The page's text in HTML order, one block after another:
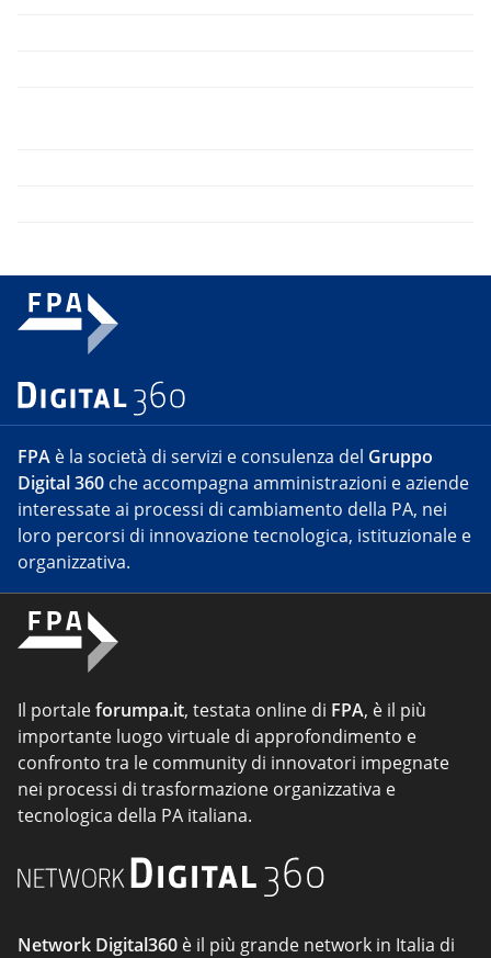
FPA è la società di servizi e consulenza del Gruppo
Digital 360 che accompagna amministrazioni e aziende
interessate ai processi di cambiamento della PA, nei
loro percorsi di innovazione tecnologica, istituzionale e
organizzativa.
Il portaleforumpa.it, testata online di FPA, è il più
importante luogo virtuale di approfondimento e
confronto tra le community di innovatori impegnate
nei processi di trasformazione organizzativa e
tecnologica della PA italiana.
Network Digital360 è il più grande network in Italia di